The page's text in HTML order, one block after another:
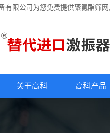
有限公司为您免费提供聚氨酯筛网
关于高科 高科产品